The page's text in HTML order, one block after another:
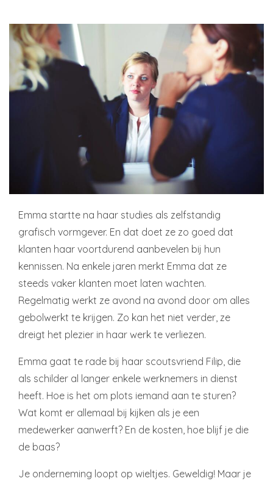
Emma startte na haar studies als zelfstandig
grafisch vormgever. En dat doet ze zo goed dat
klanten haar voortdurend aanbevelen bij hun
kennissen. Na enkele jaren merkt Emma dat ze
steeds vaker klanten moet laten wachten.
Regelmatig werkt ze avond na avond door om alles
gebolwerkt te krijgen. Zo kan het niet verder, ze
dreigt het plezier in haar werk te verliezen.
Emma gaat te rade bij haar scoutsvriend Filip, die
als schilder al langer enkele werknemers in dienst
heeft. Hoe is het om plots iemand aan te sturen?
Wat komt er allemaal bij kijken als je een
medewerker aanwerft? En de kosten, hoe blijf je die
de baas?
Je onderneming loopt op wieltjes. Geweldig! Maar je